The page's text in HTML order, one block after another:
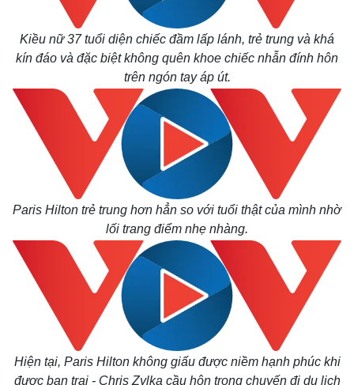
Kiều nữ 37 tuổi diện chiếc đầm lấp lánh, trẻ trung và khá
kín đáo và đặc biệt không quên khoe chiếc nhẫn đính hôn
trên ngón tay áp út.
Paris Hilton trẻ trung hơn hẳn so với tuổi thật của mình nhờ
lối trang điểm nhẹ nhàng.
Hiện tại, Paris Hilton không giấu được niềm hạnh phúc khi
được bạn trai - Chris Zylka cầu hôn trong chuyến đi du lịch